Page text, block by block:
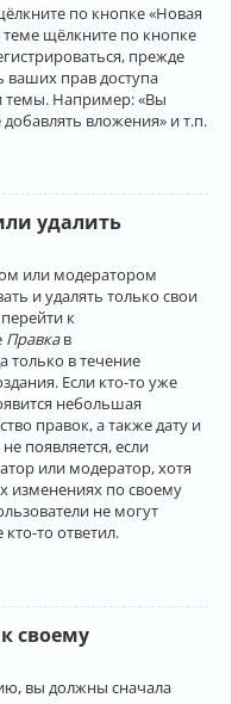
по кнопке «Новая
щёлкните по кнопке
прежде
прав доступа
темы. Например: «Вы
вложения» и т.п.
удалить
или модератором
и удалять только свои
к
Правкав
только в течение
Если кто-то уже
небольшая
правок, а также дату и
появляется, если
или модератор, хотя
изменениях по своему
не могут
то ответил.
своему
вы должны сначала